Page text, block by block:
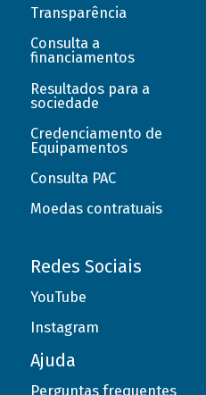
Transparência
Consulta a
financiamentos
Resultados para a
sociedade
Credenciamento de
Equipamentos
Consulta PAC
Moedas contratuais
Redes Sociais
YouTube
Instagram
Ajuda
Perguntas frequentes